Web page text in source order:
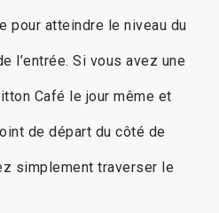
pour atteindre le niveau du
l’entrée. Si vous avez une
Café le jour même et
de départ du côté de
simplement traverser le